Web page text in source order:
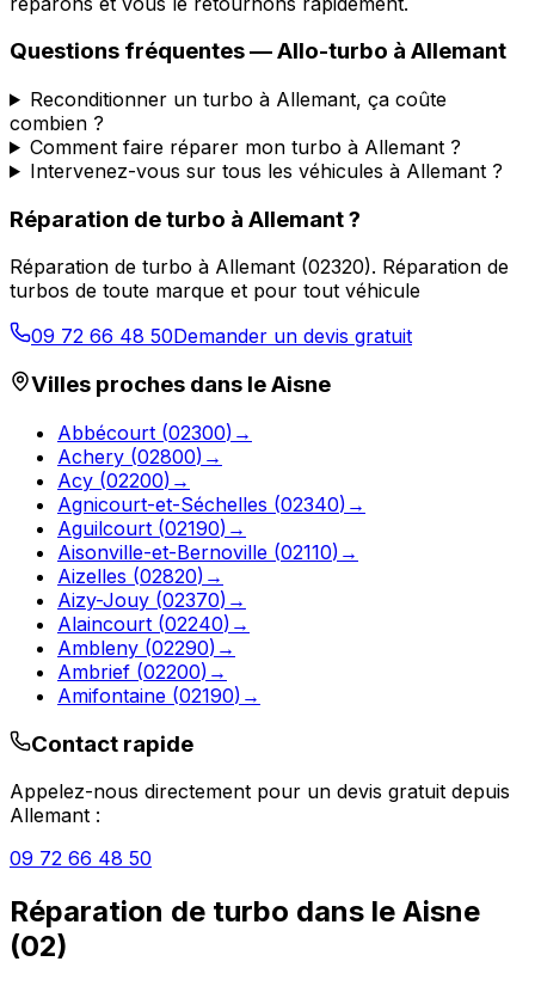
Questions fréquentes —Allo-turbo à Allemant
Reconditionner un turbo à Allemant, ça coûte
combien ?
Comment faire réparer mon turbo à Allemant ?
Intervenez-vous sur tous les véhicules à Allemant ?
Réparation de turbo à Allemant?
Réparation de turbo à Allemant (02320). Réparation de
turbos de toute marque et pour tout véhicule
09 72 66 48 50Demander un devis gratuit
Villes proches dans leAisne
Abbécourt (02300) →
Achery (02800) →
Acy (02200) →
Agnicourt-et-Séchelles (02340) →
Aguilcourt (02190) →
Aisonville-et-Bernoville (02110) →
Aizelles (02820) →
Aizy-Jouy (02370) →
Alaincourt (02240) →
Ambleny (02290) →
Ambrief (02200) →
Amifontaine (02190) →
Contact rapide
Appelez-nous directement pour un devis gratuit depuis
Allemant :
09 72 66 48 50
Réparation de turbo dans le Aisne
(02)